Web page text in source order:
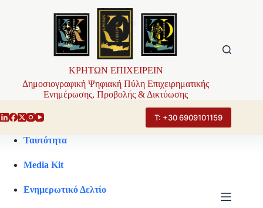
ΚΡΗΤΩΝ ΕΠΙΧΕΙΡΕΙΝ
Δημοσιογραφική Ψηφιακή Πύλη Επιχειρηματικής
Ενημέρωσης, Προβολής & Δικτύωσης
Τ: +30 6909101159
Ταυτότητα
Media Kit
Ενημερωτικό Δελτίο